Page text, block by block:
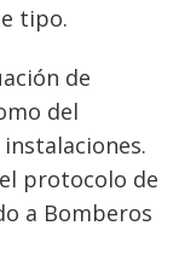
tipo.
de
del
protocolo de
a Bomberos